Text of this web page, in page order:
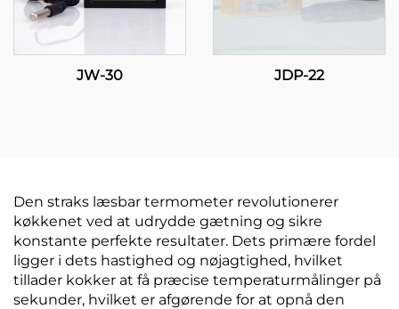
JW-30 JDP-22
Den straks læsbar termometer revolutionerer
køkkenet ved at udrydde gætning og sikre
konstante perfekte resultater. Dets primære fordel
ligger i dets hastighed og nøjagtighed, hvilket
tillader kokker at få præcise temperaturmålinger på
sekunder, hvilket er afgørende for at opnå den